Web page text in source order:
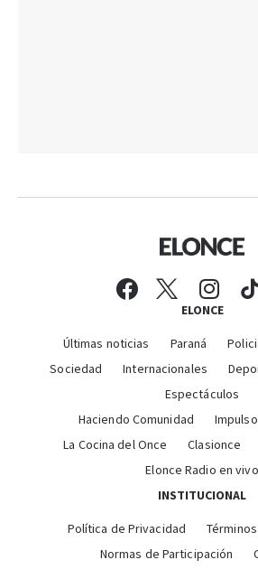
ELONCE
Últimas noticias Paraná
Sociedad
Internacionales
Espectáculos
Haciendo Comunidad
La Cocina del Once
Clasionce
Elonce Radio en vivo
INSTITUCIONAL
Política de Privacidad
Normas de Participación